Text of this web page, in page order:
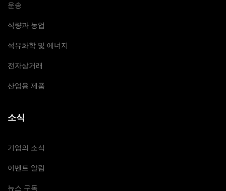
운송
식량과 농업
석유화학 및 에너지
전자상거래
산업용 제품
소식
기업의 소식
이벤트 알림
뉴스 구독